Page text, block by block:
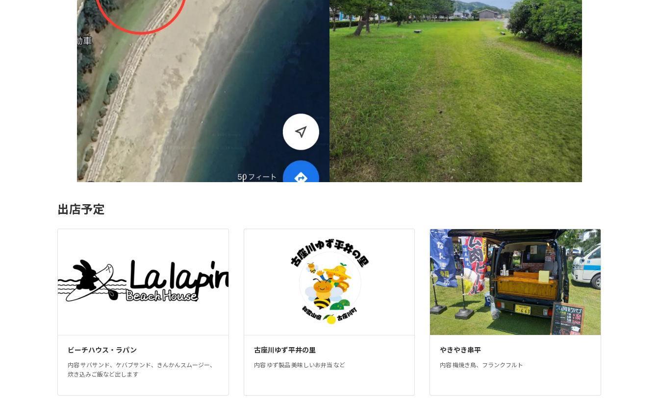
出店予定
ビーチハウス・ラパン
内容 サバサンド、ケバブサンド、きんかんスムージー、
炊き込みご飯など出します
古座川ゆず平井の里
内容 ゆず製品 美味しいお弁当 など
やきやき串平
内容 梅焼き鳥、フランクフルト